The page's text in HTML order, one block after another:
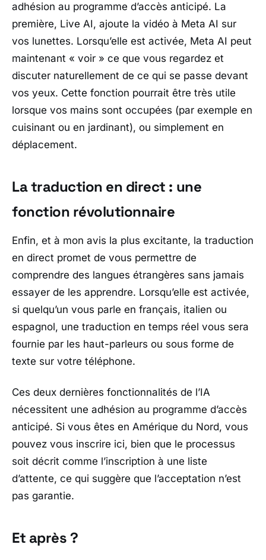
adhésion au programme d’accès anticipé. La
première, Live AI, ajoute la vidéo à Meta AI sur
vos lunettes. Lorsqu’elle est activée, Meta AI peut
maintenant « voir » ce que vous regardez et
discuter naturellement de ce qui se passe devant
vos yeux. Cette fonction pourrait être très utile
lorsque vos mains sont occupées (par exemple en
cuisinant ou en jardinant), ou simplement en
déplacement.
La traduction en direct : une
fonction révolutionnaire
Enfin, et à mon avis la plus excitante, la traduction
en direct promet de vous permettre de
comprendre des langues étrangères sans jamais
essayer de les apprendre. Lorsqu’elle est activée,
si quelqu’un vous parle en français, italien ou
espagnol, une traduction en temps réel vous sera
fournie par les haut-parleurs ou sous forme de
texte sur votre téléphone.
Ces deux dernières fonctionnalités de l’IA
nécessitent une adhésion au programme d’accès
anticipé. Si vous êtes en Amérique du Nord, vous
pouvez vous inscrire ici, bien que le processus
soit décrit comme l’inscription à une liste
d’attente, ce qui suggère que l’acceptation n’est
pas garantie.
Et après ?